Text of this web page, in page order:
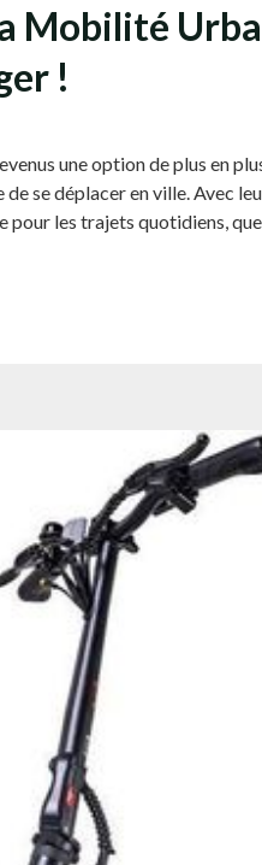
Mobilité
!
une option de plus en
se déplacer en ville. Avec
les trajets quotidiens,